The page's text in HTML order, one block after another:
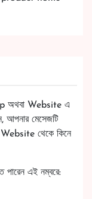
অথবা Website এ
আপনার মেসেজটি
Website থেকে কিনে
পারেন এই নম্বরে: